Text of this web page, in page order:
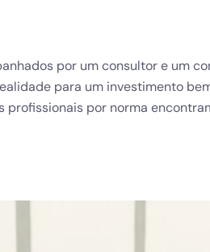
por um consultor e um
para um investimento
profissionais por norma